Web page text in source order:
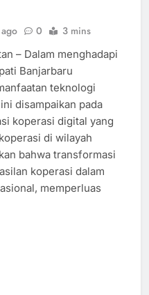
0 3 mins
– Dalam menghadapi
Banjarbaru
teknologi
disampaikan pada
koperasi digital yang
di wilayah
bahwa transformasi
koperasi dalam
memperluas